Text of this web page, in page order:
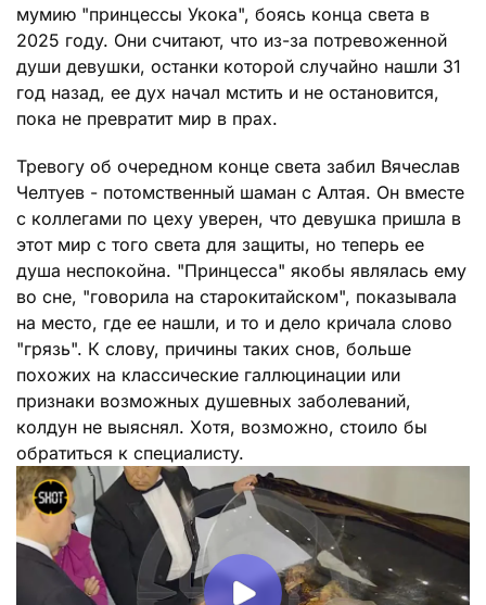
мумию "принцессы Укока", боясь конца света в
2025 году. Они считают, что из-за потревоженной
души девушки, останки которой случайно нашли 31
год назад, ее дух начал мстить и не остановится,
пока не превратит мир в прах.
Тревогу об очередном конце света забил Вячеслав
Челтуев - потомственный шаман с Алтая. Он вместе
с коллегами по цеху уверен, что девушка пришла в
этот мир с того света для защиты, но теперь ее
душа неспокойна. "Принцесса" якобы являлась ему
во сне, "говорила на старокитайском", показывала
на место, где ее нашли, и то и дело кричала слово
"грязь". К слову, причины таких снов, больше
похожих на классические галлюцинации или
признаки возможных душевных заболеваний,
колдун не выяснял. Хотя, возможно, стоило бы
обратиться к специалисту.